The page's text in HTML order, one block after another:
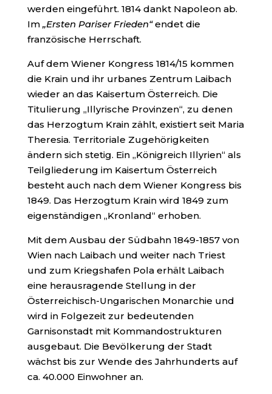
werden eingeführt. 1814 dankt Napoleon ab.
Im „Ersten Pariser Frieden“endet die
französische Herrschaft.
Auf dem Wiener Kongress 1814/15 kommen
die Krain und ihr urbanes Zentrum Laibach
wieder an das Kaisertum Österreich. Die
Titulierung „Illyrische Provinzen“, zu denen
das Herzogtum Krain zählt, existiert seit Maria
Theresia. Territoriale Zugehörigkeiten
ändern sich stetig. Ein „Königreich Illyrien“ als
Teilgliederung im Kaisertum Österreich
besteht auch nach dem Wiener Kongress bis
1849. Das Herzogtum Krain wird 1849 zum
eigenständigen „Kronland“ erhoben.
Mit dem Ausbau der Südbahn 1849-1857 von
Wien nach Laibach und weiter nach Triest
und zum Kriegshafen Pola erhält Laibach
eine herausragende Stellung in der
Österreichisch-Ungarischen Monarchie und
wird in Folgezeit zur bedeutenden
Garnisonstadt mit Kommandostrukturen
ausgebaut. Die Bevölkerung der Stadt
wächst bis zur Wende des Jahrhunderts auf
ca. 40.000 Einwohner an.